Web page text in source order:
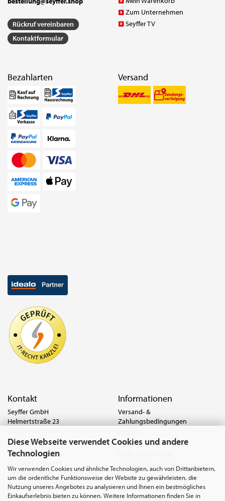
Diese Webseite verwendet Cookies und andere
Technologien
Wir verwenden Cookies und ähnliche Technologien, auch von Drittanbietern,
um die ordentliche Funktionsweise der Website zu gewährleisten, die
Nutzung unseres Angebotes zu analysieren und Ihnen ein bestmögliches
Einkaufserlebnis bieten zu können. Weitere Informationen finden Sie in
Rückruf vereinbaren
Kontaktformular
Zum Unternehmen
Seyffer TV
Bezahlarten Versand
Kontakt
Seyffer GmbH
Helmertstraße 23
Deutschland
Tel.:0621 8779-555
anfrage@seyffer.shop
www.seyffer-gmbh.de
Informationen
Versand- &
Zahlungsbedingungen
Widerrufsrecht & Muster-
Privatsphäre und Datenschutz
Batterie- & Recyclinghinweis
Abfallvermeidung und
Bewirtschaftung von